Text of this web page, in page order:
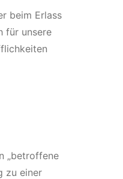
beim Erlass
für unsere
„betroffene
zu einer